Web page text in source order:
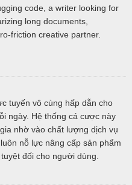
code, a writer looking for
long documents,
friction creative partner.
tuyến vô cùng hấp dẫn cho
ngày. Hệ thống cá cược này
nhờ vào chất lượng dịch vụ
nỗ lực nâng cấp sản phẩm
đối cho người dùng.